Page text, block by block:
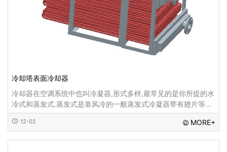
冷却塔表面冷却器
冷却器在空调系统中也叫冷凝器,形式多样,最常见的是你所提的水
冷式和蒸发式.蒸发式是靠风冷的一般蒸发式冷凝器带有翅片等增
大表面积,比较容易辨认.水冷式一般为壳管式,壳内走管,管内与管
外分别是冷却水与冷冻水,冷却
12-02 MORE+